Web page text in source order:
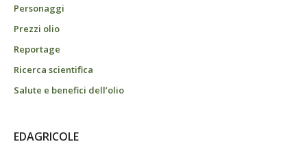
Personaggi
Prezzi olio
Reportage
Ricerca scientifica
Salute e benefici dell’olio
EDAGRICOLE